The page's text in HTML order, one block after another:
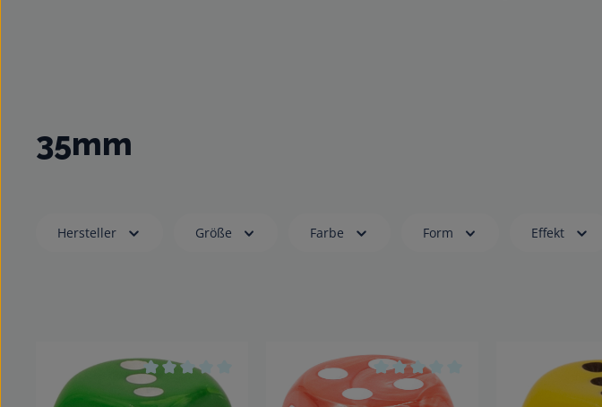
35mm
Hersteller Größe Farbe Form Effekt
Durchschnittliche Bewertung von 0 von 5 SternenDurchschnittliche Bewertung von